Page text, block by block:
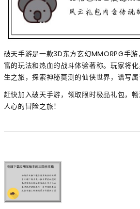
破天手游是一款3D东方玄幻MMORPG手
富的玩法和热血的战斗体验著称。玩家将
生之旅，探索神秘莫测的仙侠世界，谱写属
赶快加入破天手游，领取限时极品礼包，
人心的冒险之旅！